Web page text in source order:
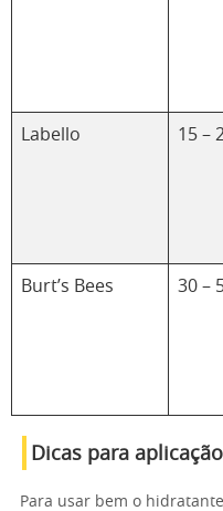
Labello 15 –
Burt’s Bees 30 –
Dicas para
Para usar bem o